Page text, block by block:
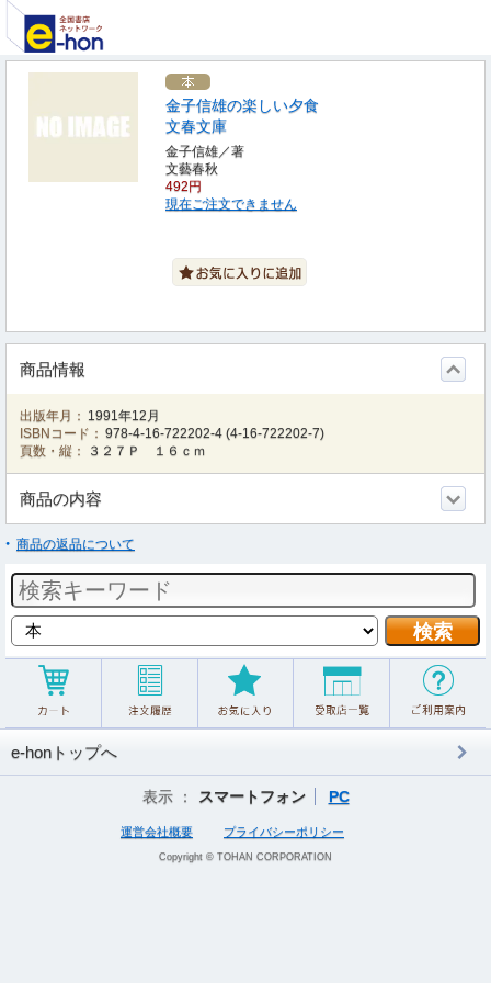
金子信雄の楽しい夕食
文春文庫
金子信雄／著
文藝春秋
492円
現在ご注文できません
商品情報
出版年月： 1991年12月
ISBNコード： 978-4-16-722202-4 (4-16-722202-7)
頁数・縦：
３２７Ｐ １６ｃｍ
商品の内容
商品の返品について
e-honトップへ
表示 ： スマートフォン PC
運営会社概要 プライバシーポリシー
Copyright © TOHAN CORPORATION